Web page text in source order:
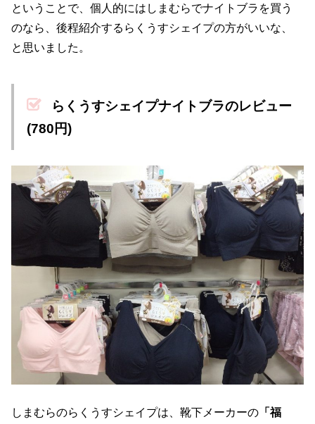
ということで、個人的にはしまむらでナイトブラを買う
のなら、後程紹介するらくうすシェイプの方がいいな、
と思いました。
らくうすシェイプナイトブラのレビュー
(780円)
しまむらのらくうすシェイプは、靴下メーカーの 「福